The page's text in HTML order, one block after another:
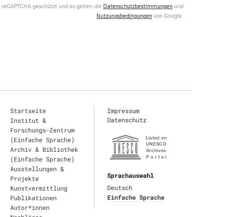
geschützt und es gelten die Datenschutzbestimmungen und
Nutzungsbedingungenvon Google.
Startseite
Institut &
Forschungs-Zentrum
(Einfache Sprache)
Archiv & Bibliothek
(Einfache Sprache)
Ausstellungen &
Projekte
Kunstvermittlung
Publikationen
Autor*innen
Impressum
Datenschutz
Sprachauswahl
Deutsch
Einfache Sprache